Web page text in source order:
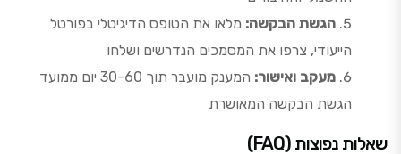
הגשת הבקשה: מלאו את הטופס הדיגיטלי בפורטל
הייעודי, צרפו את המסמכים הנדרשים ושלחו
מעקב ואישור:
המענק מועבר תוך 30-60 יום ממועד
הגשת הבקשה המאושרת
שאלות נפוצות (FAQ)